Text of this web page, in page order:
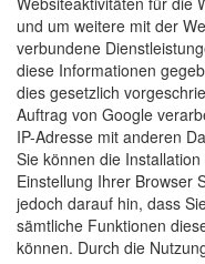
und um weitere mit der
verbundene
diese Informationen
dies gesetzlich
Auftrag von Google
IP-Adresse mit anderen
Sie können die
Einstellung Ihrer Browser
jedoch darauf hin, dass
sämtliche Funktionen
können. Durch die